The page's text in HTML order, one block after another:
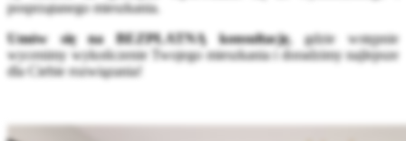
posprzątanego mieszkania.
Umów się na BEZPŁATNĄ konsultację, gdzie wstępnie
wycenimy wykończenie Twojego mieszkania i doradzimy najlepsze
dla Ciebie rozwiązania!